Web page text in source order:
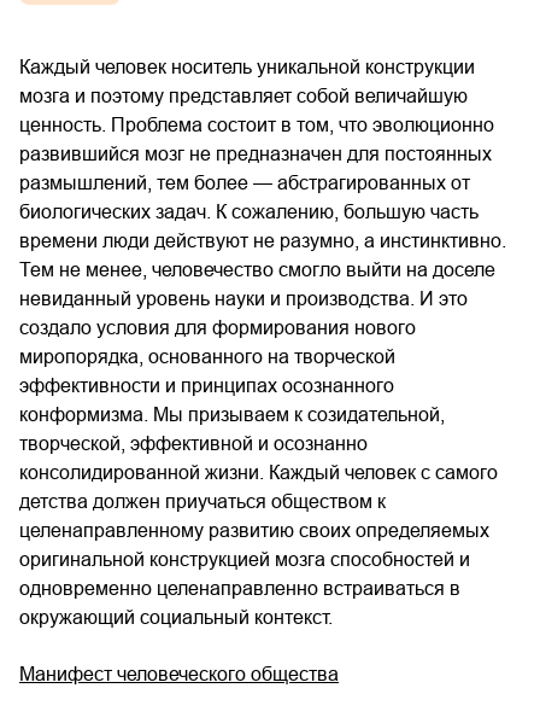
Каждый человек носитель уникальной конструкции
мозга и поэтому представляет собой величайшую
ценность. Проблема состоит в том, что эволюционно
развившийся мозг не предназначен для постоянных
размышлений, тем более — абстрагированных от
биологических задач. К сожалению, большую часть
времени люди действуют не разумно, а инстинктивно.
Тем не менее, человечество смогло выйти на доселе
невиданный уровень науки и производства. И это
создало условия для формирования нового
миропорядка, основанного на творческой
эффективности и принципах осознанного
конформизма. Мы призываем к созидательной,
творческой, эффективной и осознанно
консолидированной жизни. Каждый человек с самого
детства должен приучаться обществом к
целенаправленному развитию своих определяемых
оригинальной конструкцией мозга способностей и
одновременно целенаправленно встраиваться в
окружающий социальный контекст.
Манифест человеческого общества